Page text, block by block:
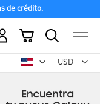
de crédito.
USD -
dólar
Mi carrito